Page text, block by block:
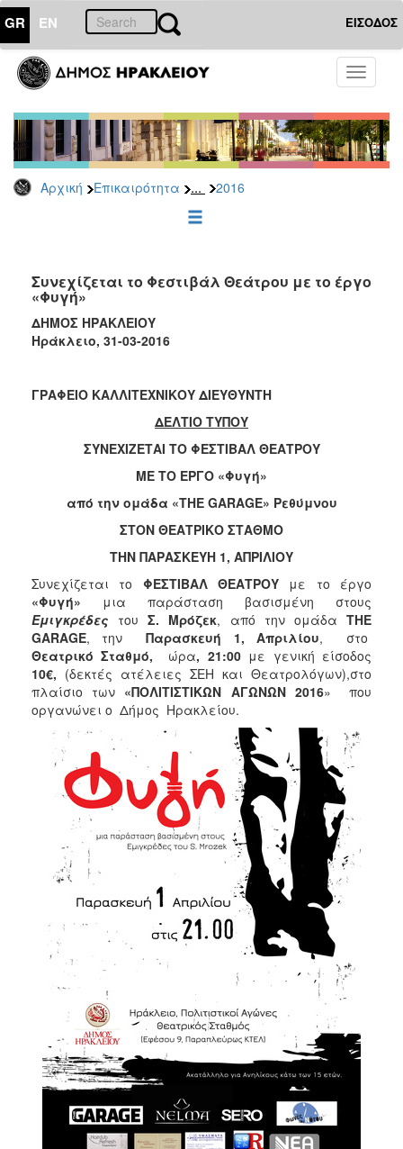
GR EN ΕΙΣΟΔΟΣ
Toggle
Αρχική Επικαιρότητα ... 2016
ΕΠΙΚΑΙΡΟΤΗΤΑ
Τύπου
Αρχείο
2026
2025
2022
2021
2020
2018
2016
2013
2010
2006
ΔΗΜΟΤΗΣ
ΕΠΙΣΚΕΠΤΗΣ
ΗΡΑΚΛΕΙΟ
Συνεχίζεται το Φεστιβάλ Θεάτρου με το έργο
«Φυγή»
ΔΗΜΟΣ ΗΡΑΚΛΕΙΟΥ
Ηράκλειο, 31-03-2016
ΓΡΑΦΕΙΟ ΚΑΛΛΙΤΕΧΝΙΚΟΥ ΔΙΕΥΘΥΝΤΗ
ΔΕΛΤΙΟ ΤΥΠΟΥ
ΣΥΝΕΧΙΖΕΤΑΙ ΤΟ ΦΕΣΤΙΒΑΛ ΘΕΑΤΡΟΥ
ΜΕ ΤΟ ΕΡΓΟ «Φυγή»
από την ομάδα «THE GARAGE» Ρεθύμνου
ΣΤΟΝ ΘΕΑΤΡΙΚΟ ΣΤΑΘΜΟ
ΤΗΝ ΠΑΡΑΣΚΕΥΗ 1, ΑΠΡΙΛΙΟΥ
Συνεχίζεται το
ΦΕΣΤΙΒΑΛ ΘΕΑΤΡΟΥ
με το έργο
«Φυγή»
μια παράσταση βασισμένη στους
Εμιγκρέδες τουΣ. Μρόζεκ, από την ομάδαTHE
GARAGE, τηνΠαρασκευή 1, Απριλίου, στο
Θεατρικό Σταθμό, ώρα, 21:00 με γενική είσοδος
10€, (δεκτές ατέλειες ΣΕΗ και Θεατρολόγων),στο
πλαίσιο των «ΠΟΛΙΤΙΣΤΙΚΩΝ ΑΓΩΝΩΝ 2016» που
οργανώνει ο Δήμος Ηρακλείου.